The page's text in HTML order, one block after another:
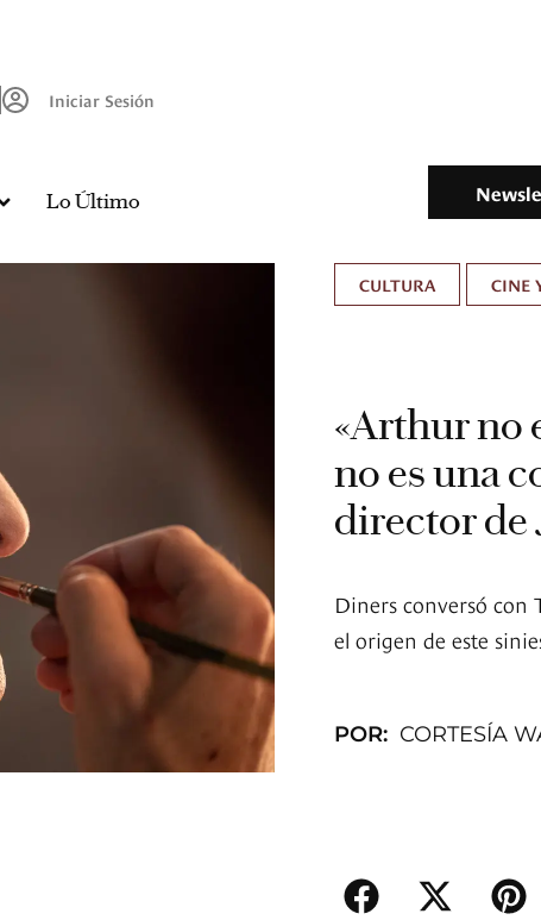
Iniciar Sesión
Lo Último
CULTURA CINE
«Arthur no
no es una
director de
Diners conversó con
el origen de este
POR: CORTESÍA